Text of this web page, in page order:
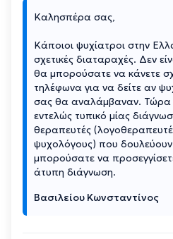
Καλησπέρα σας,
Κάποιοι ψυχίατροι στην
σχετικές διαταραχές. Δεν
θα μπορούσατε να κάνετε
τηλέφωνα για να δείτε αν
σας θα αναλάμβαναν. Τώρα
εντελώς τυπικό μίας
θεραπευτές
ψυχολόγους) που δουλεύουν
μπορούσατε να
άτυπη διάγνωση.
Βασιλείου Κωνσταντίνος